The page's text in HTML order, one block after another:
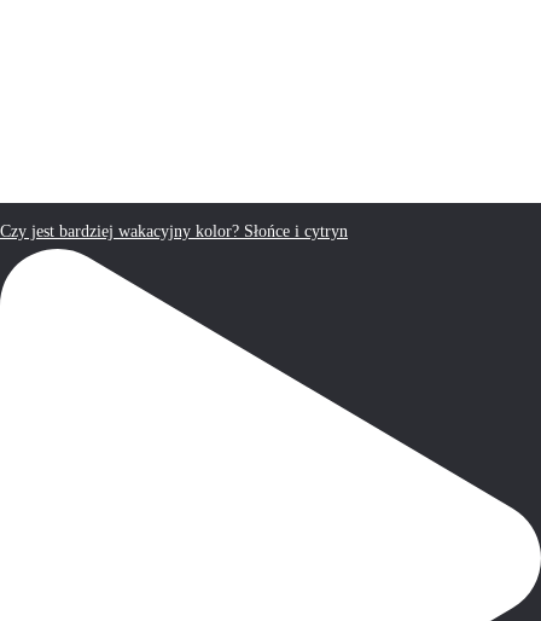
Czy jest bardziej wakacyjny kolor? Słońce i cytryn